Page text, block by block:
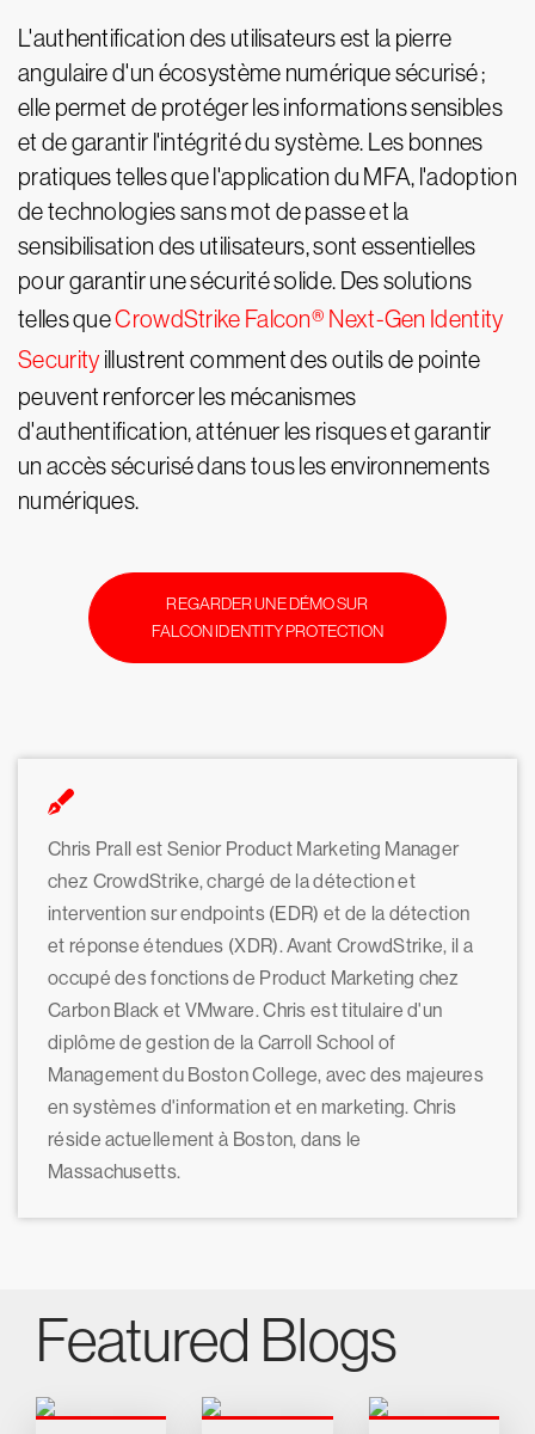
L'authentification des utilisateurs est la pierre
angulaire d'un écosystème numérique sécurisé ;
elle permet de protéger les informations sensibles
et de garantir l'intégrité du système. Les bonnes
pratiques telles que l'application du MFA, l'adoption
de technologies sans mot de passe et la
sensibilisation des utilisateurs, sont essentielles
pour garantir une sécurité solide. Des solutions
telles queCrowdStrike Falcon® Next-Gen Identity
Security illustrent comment des outils de pointe
peuvent renforcer les mécanismes
d'authentification, atténuer les risques et garantir
un accès sécurisé dans tous les environnements
numériques.
REGARDER UNE DÉMO SUR
FALCON IDENTITY PROTECTION
Chris Prall est Senior Product Marketing Manager
chez CrowdStrike, chargé de la détection et
intervention sur endpoints (EDR) et de la détection
et réponse étendues (XDR). Avant CrowdStrike, il a
occupé des fonctions de Product Marketing chez
Carbon Black et VMware. Chris est titulaire d'un
diplôme de gestion de la Carroll School of
Management du Boston College, avec des majeures
en systèmes d'information et en marketing. Chris
réside actuellement à Boston, dans le
Massachusetts.
Featured Blogs